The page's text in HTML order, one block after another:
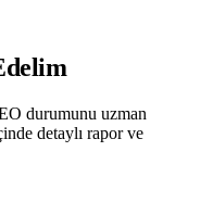
durumunu uzman
detaylı rapor ve